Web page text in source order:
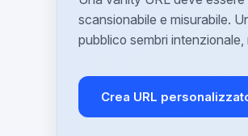
scansionabile e misurabile.
pubblico sembri intenzionale,
Crea URL